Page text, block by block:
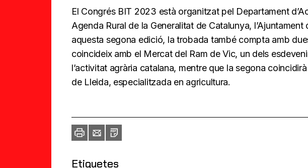
El Congrés BIT 2023 està organitzat pel Departament
Agenda Rural de la Generalitat de Catalunya, l’Ajuntament
aquesta segona edició, la trobada també compta amb
coincideix amb el Mercat del Ram de Vic, un dels
l’activitat agrària catalana, mentre que la segona
de Lleida, especialitzada en agricultura.
ImprimirEnvia
un
PDF
Etiquetes